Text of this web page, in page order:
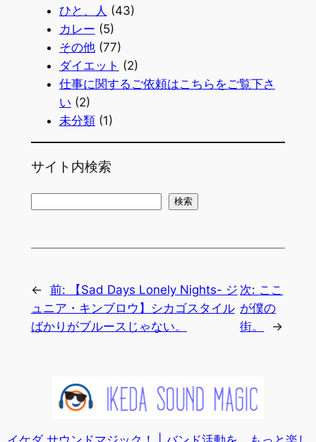
ひと、人 (43)
カレー (5)
その他(77)
ダイエット (2)
仕事に関するご依頼はこちらをご覧下さ
い (2)
未分類(1)
サイト内検索
検索
← 前:
【Sad Days Lonely Nights- ジ
ュニア・キンブロウ】シカゴスタイル
ばかりがブルースじゃない。
次: ここ
が僕の
街。
→